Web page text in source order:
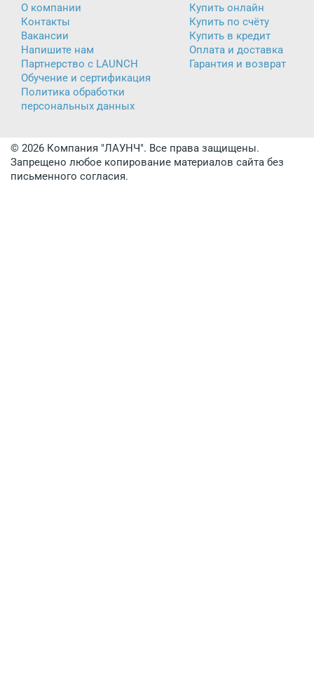
О компании
Контакты
Вакансии
Напишите нам
Партнерство с LAUNCH
Обучение и сертификация
Политика обработки
персональных данных
Купить онлайн
Купить по счёту
Купить в кредит
Оплата и доставка
Гарантия и возврат
© 2026 Компания "ЛАУНЧ". Все права защищены.
Запрещено любое копирование материалов сайта без
письменного согласия.